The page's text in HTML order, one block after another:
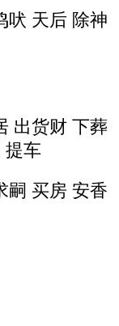
吠 天后 除神
出货财 下葬
提车
嗣 买房 安香